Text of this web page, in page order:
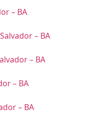
– BA
– BA
– BA
– BA
– BA